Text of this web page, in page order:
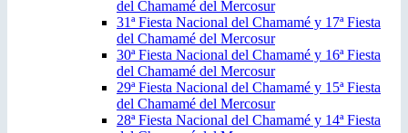
del Chamamé del Mercosur
31ª Fiesta Nacional del Chamamé y 17ª Fiesta
del Chamamé del Mercosur
30ª Fiesta Nacional del Chamamé y 16ª Fiesta
del Chamamé del Mercosur
29ª Fiesta Nacional del Chamamé y 15ª Fiesta
del Chamamé del Mercosur
28ª Fiesta Nacional del Chamamé y 14ª Fiesta